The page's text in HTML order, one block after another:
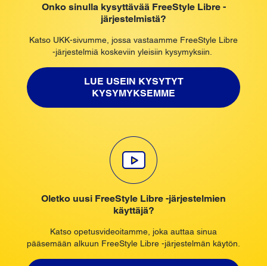
Onko sinulla kysyttävää FreeStyle Libre -
järjestelmistä?
Katso UKK-sivumme, jossa vastaamme FreeStyle Libre
-järjestelmiä koskeviin yleisiin kysymyksiin.
LUE USEIN KYSYTYT
KYSYMYKSEMME
Oletko uusi FreeStyle Libre -järjestelmien
käyttäjä?
Katso opetusvideoitamme, joka auttaa sinua
pääsemään alkuun FreeStyle Libre -järjestelmän käytön.